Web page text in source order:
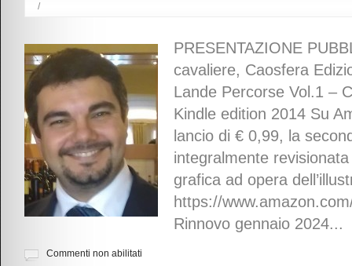
/
PRESENTAZIONE
cavaliere, Caosfera
Lande Percorse Vol.1 –
Kindle edition 2014 Su
lancio di € 0,99, la
integralmente
grafica ad opera
https://
Rinnovo gennaio 2024...
Commenti non abilitati